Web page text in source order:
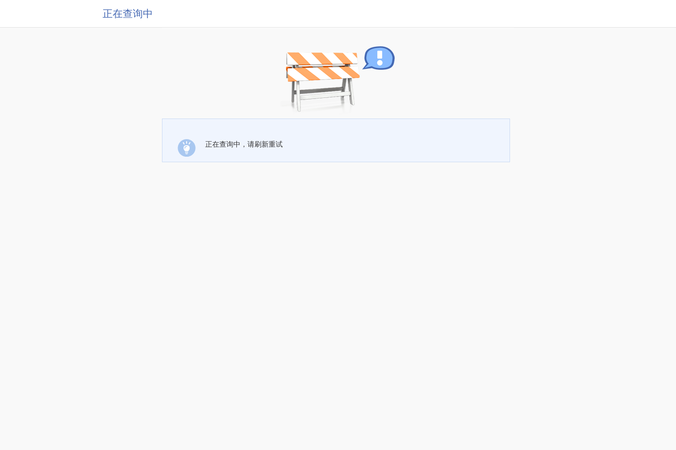
正在查询中
正在查询中，请刷新重试